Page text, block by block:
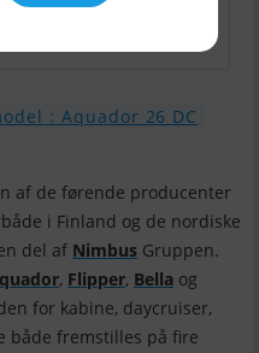
: Aquador 26 DC
af ​​de førende producenter
i Finland og de nordiske
del af Nimbus Gruppen.
, Flipper, Bella og
for kabine, daycruiser,
både fremstilles på fire